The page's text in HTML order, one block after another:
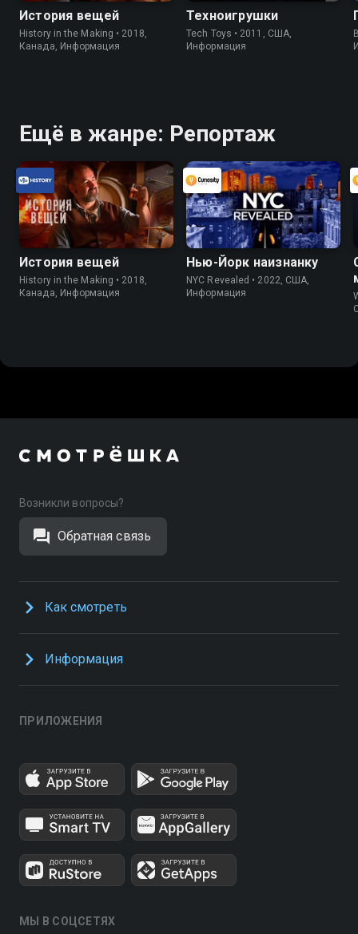
История вещей
History in the Making • 2018,
Канада, Информация
Техноигрушки
Tech Toys • 2011, США,
Информация
Ещё в жанре: Репортаж
История вещей
History in the Making • 2018,
Канада, Информация
Нью-Йорк наизнанку
NYC Revealed • 2022, США,
Информация
Возникли вопросы?
Обратная связь
Как смотреть
Информация
ПРИЛОЖЕНИЯ
МЫ В СОЦСЕТЯХ